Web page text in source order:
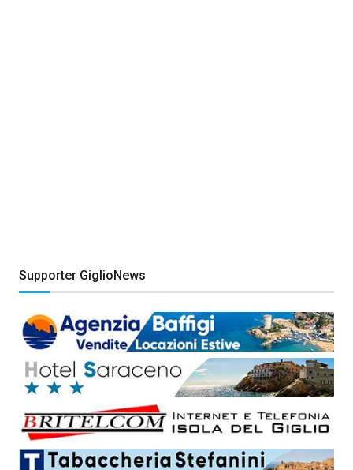
Supporter GiglioNews